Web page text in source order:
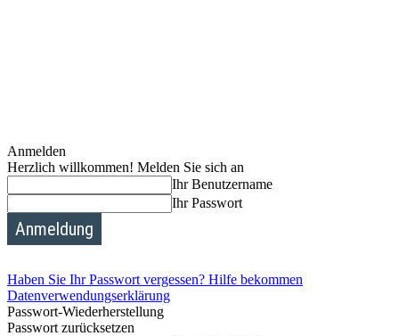
Anmelden
Herzlich willkommen! Melden Sie sich an
Ihr Benutzername
Ihr Passwort
Haben Sie Ihr Passwort vergessen? Hilfe bekommen
Datenverwendungserklärung
Passwort-Wiederherstellung
Passwort zurücksetzen